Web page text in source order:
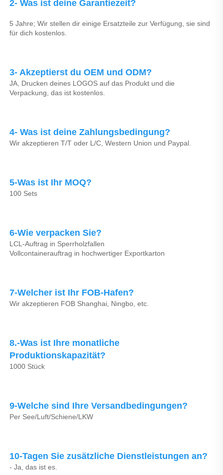
2- Was ist deine Garantiezeit?
5 Jahre; Wir stellen dir einige Ersatzteile zur Verfügung, sie sind
für dich kostenlos.
3- Akzeptierst du OEM und ODM?
JA, Drucken deines LOGOS auf das Produkt und die
Verpackung, das ist kostenlos.
4- Was ist deine Zahlungsbedingung?
Wir akzeptieren T/T oder L/C, Western Union und Paypal.
5-Was ist Ihr MOQ?
100 Sets
6-Wie verpacken Sie?
LCL-Auftrag in Sperrholzfallen
Vollcontainerauftrag in hochwertiger Exportkarton
7-Welcher ist Ihr FOB-Hafen?
Wir akzeptieren FOB Shanghai, Ningbo, etc.
8.-Was ist Ihre monatliche
Produktionskapazität?
1000 Stück
9-Welche sind Ihre Versandbedingungen?
Per See/Luft/Schiene/LKW
10-Tagen Sie zusätzliche Dienstleistungen an?
- Ja, das ist es.